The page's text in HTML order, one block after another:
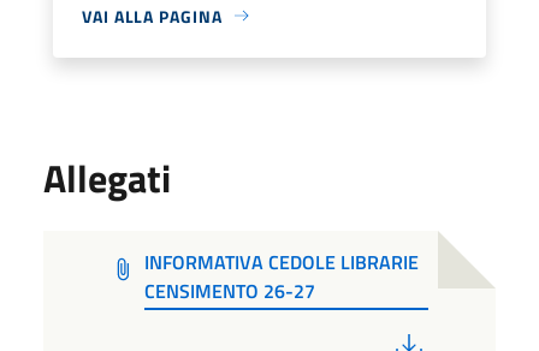
VAI ALLA PAGINA
Allegati
INFORMATIVA CEDOLE LIBRARIE
CENSIMENTO 26-27